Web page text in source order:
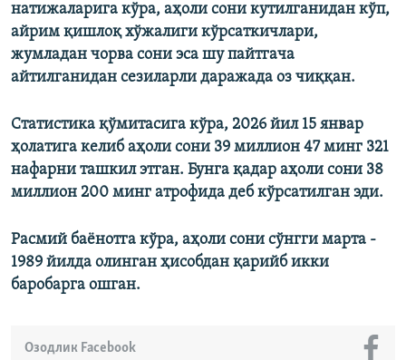
натижаларига кўра, аҳоли сони кутилганидан кўп,
айрим қишлоқ хўжалиги кўрсаткичлари,
жумладан чорва сони эса шу пайтгача
айтилганидан сезиларли даражада оз чиққан.
Статистика қўмитасига кўра, 2026 йил 15 январ
ҳолатига келиб аҳоли сони 39 миллион 47 минг 321
нафарни ташкил этган. Бунга қадар аҳоли сони 38
миллион 200 минг атрофида деб кўрсатилган эди.
Расмий баёнотга кўра, аҳоли сони сўнгги марта -
1989 йилда олинган ҳисобдан қарийб икки
баробарга ошган.
Озодлик Facebook